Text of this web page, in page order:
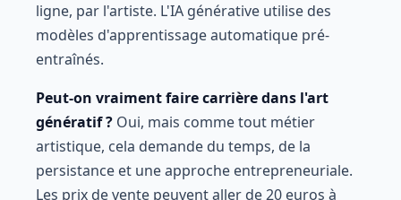
ligne, par l'artiste. L'IA générative utilise des
modèles d'apprentissage automatique pré-
entraînés.
Peut-on vraiment faire carrière dans l'art
génératif ? Oui, mais comme tout métier
artistique, cela demande du temps, de la
persistance et une approche entrepreneuriale.
Les prix de vente peuvent aller de 20 euros à